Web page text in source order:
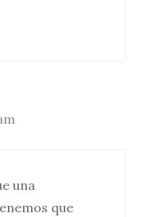
una
que